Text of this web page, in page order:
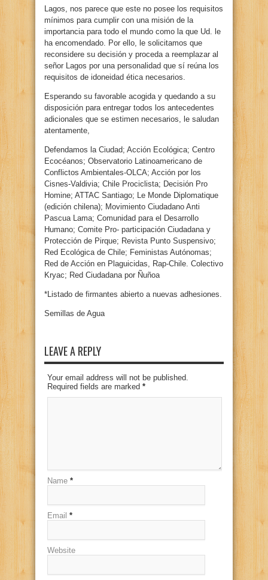
Lagos, nos parece que este no posee los requisitos
mínimos para cumplir con una misión de la
importancia para todo el mundo como la que Ud. le
ha encomendado. Por ello, le solicitamos que
reconsidere su decisión y proceda a reemplazar al
señor Lagos por una personalidad que sí reúna los
requisitos de idoneidad ética necesarios.
Esperando su favorable acogida y quedando a su
disposición para entregar todos los antecedentes
adicionales que se estimen necesarios, le saludan
atentamente,
Defendamos la Ciudad; Acción Ecológica; Centro
Ecocéanos; Observatorio Latinoamericano de
Conflictos Ambientales-OLCA; Acción por los
Cisnes-Valdivia; Chile Prociclista; Decisión Pro
Homine; ATTAC Santiago; Le Monde Diplomatique
(edición chilena); Movimiento Ciudadano Anti
Pascua Lama; Comunidad para el Desarrollo
Humano; Comite Pro- participación Ciudadana y
Protección de Pirque; Revista Punto Suspensivo;
Red Ecológica de Chile; Feministas Autónomas;
Red de Acción en Plaguicidas, Rap-Chile. Colectivo
Kryac; Red Ciudadana por Ñuñoa
*Listado de firmantes abierto a nuevas adhesiones.
Semillas de Agua
LEAVE A REPLY
Your email address will not be published.
Required fields are marked *
Name *
Email *
Website